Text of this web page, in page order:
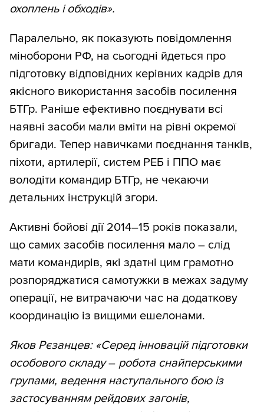
охоплень і обходів».
Паралельно, як показують повідомлення
міноборони РФ, на сьогодні йдеться про
підготовку відповідних керівних кадрів для
якісного використання засобів посилення
БТГр. Раніше ефективно поєднувати всі
наявні засоби мали вміти на рівні окремої
бригади. Тепер навичками поєднання танків,
піхоти, артилерії, систем РЕБ і ППО має
володіти командир БТГр, не чекаючи
детальних інструкцій згори.
Активні бойові дії 2014–15 років показали,
що самих засобів посилення мало – слід
мати командирів, які здатні цим грамотно
розпоряджатися самотужки в межах задуму
операції, не витрачаючи час на додаткову
координацію із вищими ешелонами.
Яков Рєзанцев: «Серед інновацій підготовки
особового складу– робота снайперськими
групами, ведення наступального бою із
застосуванням рейдових загонів,